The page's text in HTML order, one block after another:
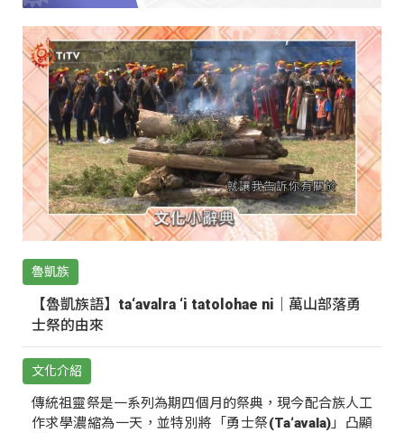
魯凱族
【魯凱族語】ta‘avalra ‘i tatolohae ni｜萬山部落勇
士祭的由來
文化介紹
傳統祖靈祭是一系列為期四個月的祭典，現今配合族人工
作求學濃縮為一天，並特別將「勇士祭(Ta‘avala)」凸顯